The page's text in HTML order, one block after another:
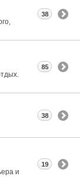
38
85
38
и
19